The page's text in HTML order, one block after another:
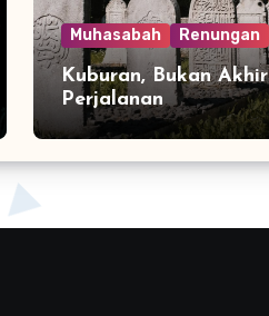
Muhasabah Renungan
Kuburan, Bukan Akhir
Perjalanan